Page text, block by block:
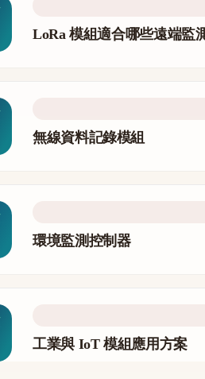
LoRa 模組適合哪些遠端監
無線資料記錄模組
環境監測控制器
工業與 IoT 模組應用方案